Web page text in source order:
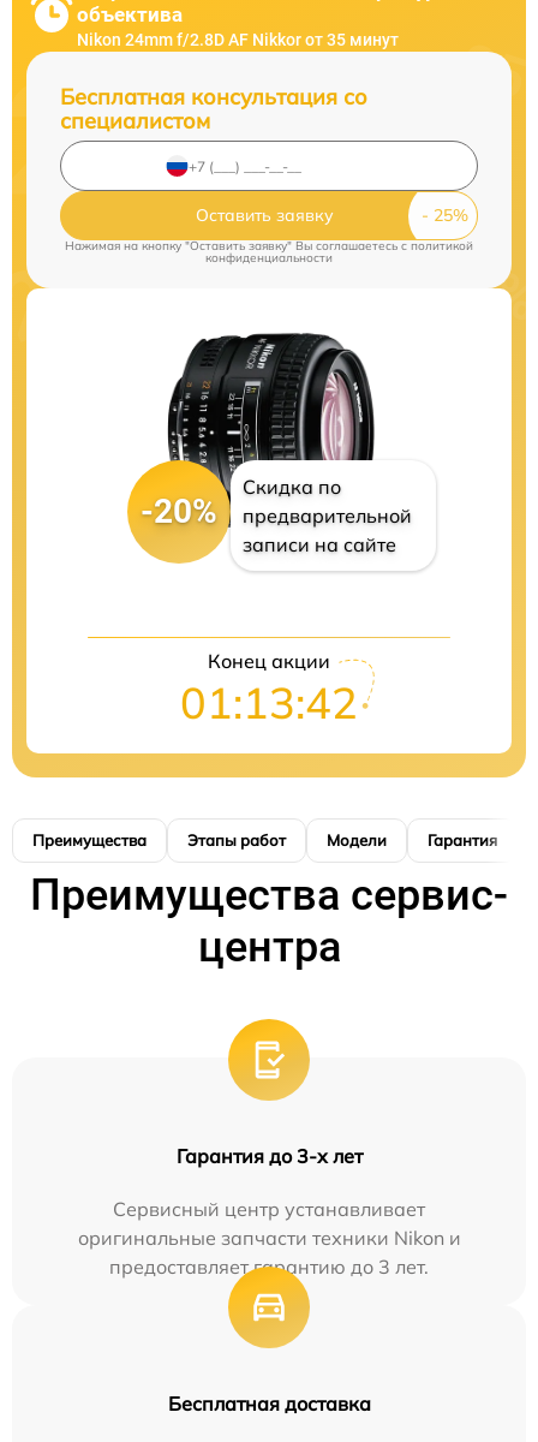
объектива
Nikon 24mm f/2.8D AF Nikkor от 35 минут
Бесплатная консультация со
специалистом
Оставить заявку
Нажимая на кнопку "Оставить заявку" Вы соглашаетесь cполитикой
конфиденциальности
-20%
Скидка по
предварительной
записи на сайте
Конец акции
01:13:41
Преимущества Этапы работ Модели Гарантия
Преимущества сервис-
центра
Гарантия до 3-х лет
Сервисный центр устанавливает
оригинальные запчасти техники Nikon и
предоставляет гарантию до 3 лет.
Бесплатная доставка